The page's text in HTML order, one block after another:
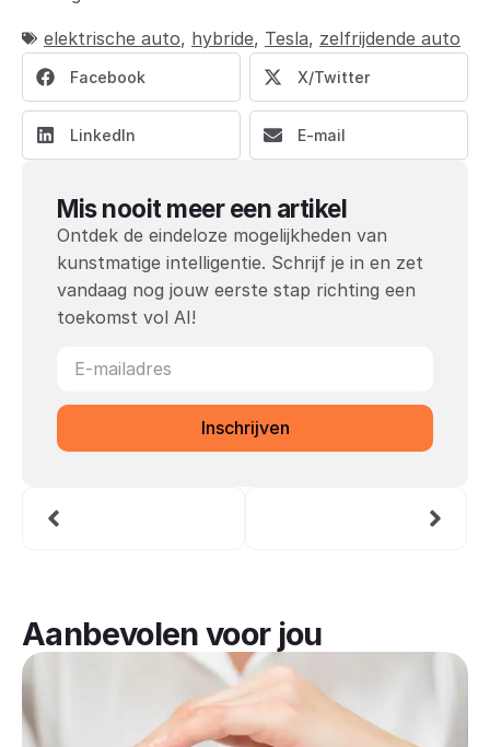
elektrische auto, hybride, Tesla, zelfrijdende auto
Facebook X/Twitter
LinkedIn E-mail
Mis nooit meer een artikel
Ontdek de eindeloze mogelijkheden van
kunstmatige intelligentie. Schrijf je in en zet
vandaag nog jouw eerste stap richting een
toekomst vol AI!
Inschrijven
Aanbevolen voor jou